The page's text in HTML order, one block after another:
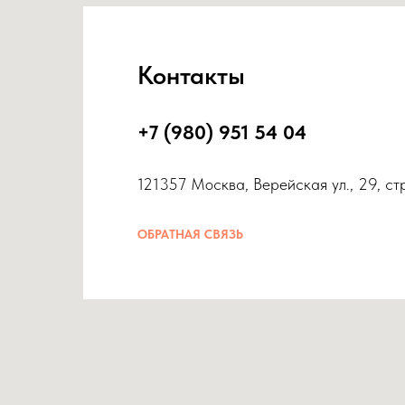
Контакты
+7 (980) 951 54 04
121357 Москва, Верейская ул., 29,
ОБРАТНАЯ СВЯЗЬ